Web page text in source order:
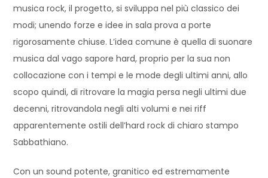
musica rock, il progetto, si sviluppa nel più classico dei
modi; unendo forze e idee in sala prova a porte
rigorosamente chiuse. L’idea comune è quella di suonare
musica dal vago sapore hard, proprio per la sua non
collocazione con i tempi e le mode degli ultimi anni, allo
scopo quindi, di ritrovare la magia persa negli ultimi due
decenni, ritrovandola negli alti volumi e nei riff
apparentemente ostili dell’hard rock di chiaro stampo
Sabbathiano.
Con un sound potente, granitico ed estremamente